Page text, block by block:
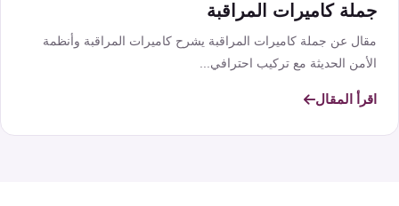
جملة كاميرات المراقبة
مقال عن جملة كاميرات المراقبة يشرح كاميرات المراقبة وأنظمة
الأمن الحديثة مع تركيب احترافي...
اقرأ المقال